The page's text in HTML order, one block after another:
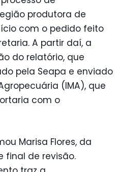
produtora de
com o pedido feito
A partir daí, a
do relatório, que
pela Seapa e enviado
(IMA), que
com o
Marisa Flores, da
final de revisão.